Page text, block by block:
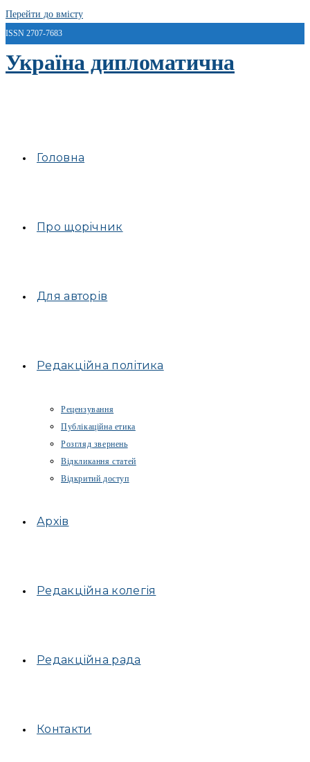
Перейти до вмісту
ISSN 2707-7683
Україна дипломатична
Головна
Про щорічник
Для авторів
Редакційна політика
Рецензування
Публікаційна етика
Розгляд звернень
Відкликання статей
Відкритий доступ
Архів
Редакційна колегія
Редакційна рада
Контакти